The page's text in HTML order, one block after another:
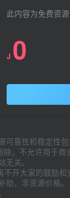
此内容为免费资
J 0
靠性和稳定性包
，不允许用于商
关。
开大家的鼓励和
，非资源价格。